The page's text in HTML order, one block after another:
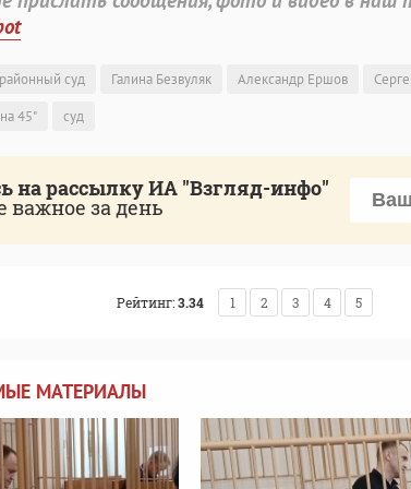
суд Галина Безвуляк Александр Ершов
45"
суд
на рассылку ИА "Взгляд-инфо"
важное за день
Рейтинг:3.34 1 2 3 4 5
МАТЕРИАЛЫ